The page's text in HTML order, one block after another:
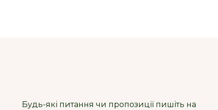
Будь-які питання чи пропозиції пишіть на